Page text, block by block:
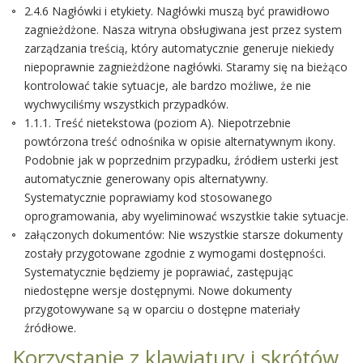
2.4.6 Nagłówki i etykiety. Nagłówki muszą być prawidłowo
zagnieżdżone. Nasza witryna obsługiwana jest przez system
zarządzania treścią, który automatycznie generuje niekiedy
niepoprawnie zagnieżdżone nagłówki. Staramy się na bieżąco
kontrolować takie sytuacje, ale bardzo możliwe, że nie
wychwyciliśmy wszystkich przypadków.
1.1.1. Treść nietekstowa (poziom A). Niepotrzebnie
powtórzona treść odnośnika w opisie alternatywnym ikony.
Podobnie jak w poprzednim przypadku, źródłem usterki jest
automatycznie generowany opis alternatywny.
Systematycznie poprawiamy kod stosowanego
oprogramowania, aby wyeliminować wszystkie takie sytuacje.
załączonych dokumentów: Nie wszystkie starsze dokumenty
zostały przygotowane zgodnie z wymogami dostępności.
Systematycznie będziemy je poprawiać, zastępując
niedostępne wersje dostępnymi. Nowe dokumenty
przygotowywane są w oparciu o dostępne materiały
źródłowe.